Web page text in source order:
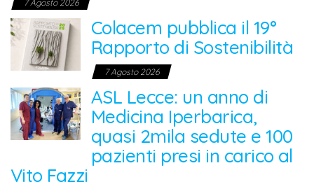
7 Agosto 2026
Colacem pubblica il 19°
Rapporto di Sostenibilità
7 Agosto 2026
ASL Lecce: un anno di
Medicina Iperbarica,
quasi 2mila sedute e 100
pazienti presi in carico al
Vito Fazzi